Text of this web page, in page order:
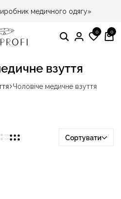
медичного одягу»
Пошук
0 0
взуття
Чоловіче медичне взуття
Сортувати